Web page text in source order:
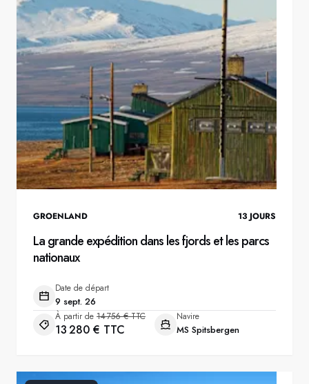
GROENLAND 13 JOURS
La grande expédition dans les fjords et les parcs
nationaux
Date de départ
9 sept. 26
À partir de 14 756 € TTC
13 280 € TTC
Navire
MS Spitsbergen